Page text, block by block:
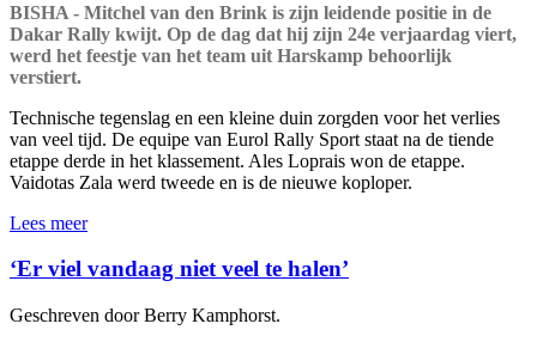
BISHA - Mitchel van den Brink is zijn leidende positie in de
Dakar Rally kwijt. Op de dag dat hij zijn 24e verjaardag viert,
werd het feestje van het team uit Harskamp behoorlijk
verstiert.
Technische tegenslag en een kleine duin zorgden voor het verlies
van veel tijd. De equipe van Eurol Rally Sport staat na de tiende
etappe derde in het klassement. Ales Loprais won de etappe.
Vaidotas Zala werd tweede en is de nieuwe koploper.
Lees meer
‘Er viel vandaag niet veel te halen’
Geschreven door Berry Kamphorst.